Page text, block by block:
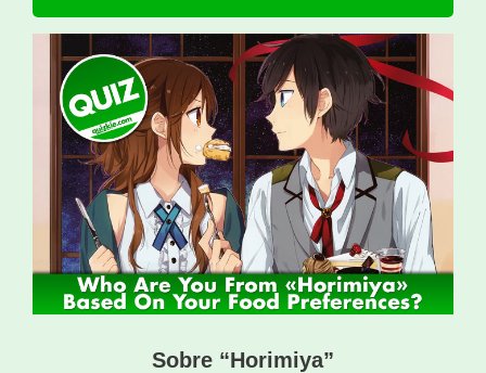
Sobre “Horimiya”